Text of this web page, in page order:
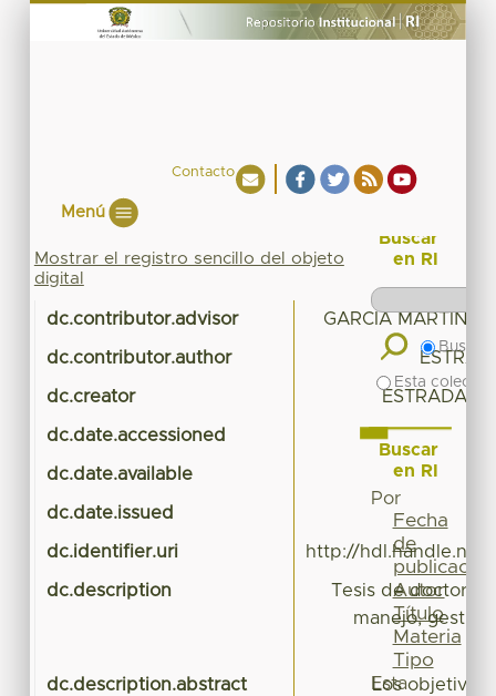
Contacto
Menú
Mostrar el registro sencillo del objeto
digital
dc.contributor.advisor GARCIA
dc.contributor.author
dc.creator ESTRADA
dc.date.accessioned
dc.date.available
dc.date.issued
dc.identifier.uri http://hdl.handle.net/
dc.description
Tesis de
manejo,
dc.description.abstract
Los objetivos
Buscar
en RI
Buscar
Esta
Buscar
en RI
Por
Fecha
de
publicación
Autor
Título
Materia
Tipo
Esta